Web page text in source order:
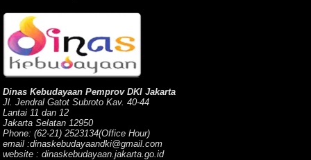
Dinas Kebudayaan Pemprov DKI Jakarta
Jl. Jendral Gatot Subroto Kav. 40-44
Lantai 11 dan 12
Jakarta Selatan 12950
Phone: (62-21) 2523134(Office Hour)
email :dinaskebudayaandki@gmail.com
website : dinaskebudayaan.jakarta.go.id